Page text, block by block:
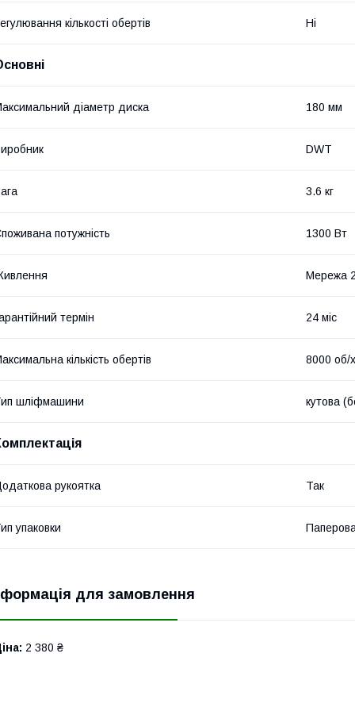
кількості обертів Ні
діаметр диска 180 мм
DWT
3.6 кг
потужність 1300 Вт
Мережа
термін 24 міс
кількість обертів 8000 об/
шліфмашини кутова
рукоятка Так
упаковки
для замовлення
2 380 ₴